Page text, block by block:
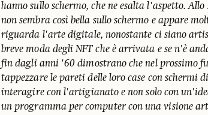
hanno sullo schermo, che ne esalta l'aspetto.
non sembra così bella sullo schermo e appare
riguarda l'arte digitale, nonostante ci siano
breve moda degli NFT che è arrivata e se n'è
fin dagli anni '60 dimostrano che nel prossimo
tappezzare le pareti delle loro case con schermi
interagire con l'artigianato e non solo con
un programma per computer con una visione